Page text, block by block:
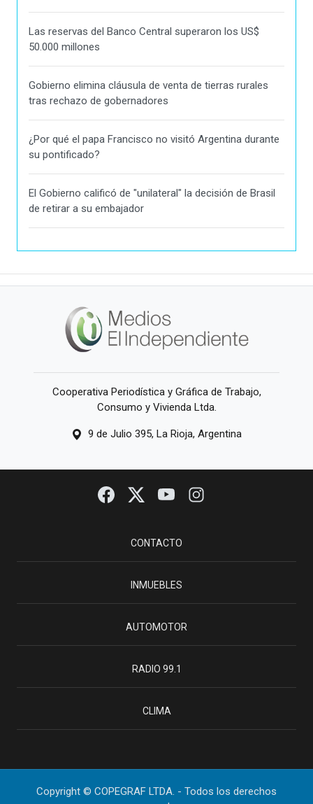
Las reservas del Banco Central superaron los US$
50.000 millones
Gobierno elimina cláusula de venta de tierras rurales
tras rechazo de gobernadores
¿Por qué el papa Francisco no visitó Argentina durante
su pontificado?
El Gobierno calificó de "unilateral" la decisión de Brasil
de retirar a su embajador
Cooperativa Periodística y Gráfica de Trabajo,
Consumo y Vivienda Ltda.
9 de Julio 395, La Rioja, Argentina
CONTACTO
INMUEBLES
AUTOMOTOR
RADIO 99.1
CLIMA
Copyright © COPEGRAF LTDA. - Todos los derechos